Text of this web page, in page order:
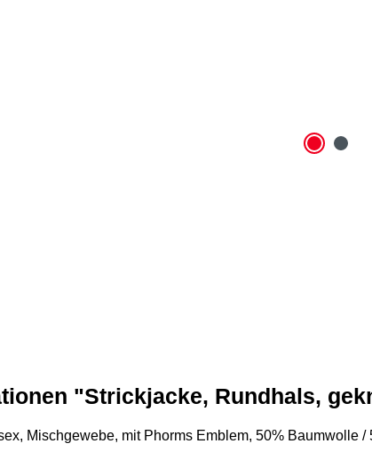
"Strickjacke, Rundhals,
Mischgewebe, mit Phorms Emblem, 50% Baumwolle /